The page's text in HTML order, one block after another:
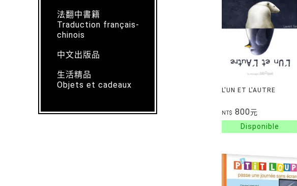
法翻中書籍
Traduction français-
chinois
中文出版品
生活精品
Objets et cadeaux
L'UN ET L'AUTRE
NT$ 800元